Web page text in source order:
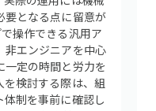
要となる点に留意が
操作できる汎用ア
非エンジニアを中心
一定の時間と労力を
検討する際は、組
制を事前に確認し